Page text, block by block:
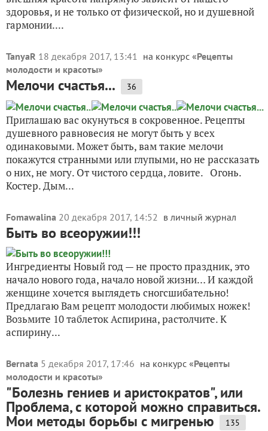
здоровья, и не только от физической, но и душевной
гармонии....
TanyaR 18 декабря 2017, 13:41 на конкурс «Рецепты
молодости и красоты»
Мелочи счастья... 36
Приглашаю вас окунуться в сокровенное. Рецепты
душевного равновесия не могут быть у всех
одинаковыми. Может быть, вам такие мелочи
покажутся странными или глупыми, но не рассказать
о них, не могу. От чистого сердца, ловите. Огонь.
Костер. Дым...
Fomawalina 20 декабря 2017, 14:52 в личный журнал
Быть во всеоружии!!!
Ингредиенты Новый год — не просто праздник, это
начало нового года, начало новой жизни… И каждой
женщине хочется выглядеть сногсшибательно!
Предлагаю Вам рецепт молодости любимых ножек!
Возьмите 10 таблеток Аспирина, растолчите. К
аспирину...
Bernata 5 декабря 2017, 17:46 на конкурс «Рецепты
молодости и красоты»
"Болезнь гениев и аристократов", или
Проблема, с которой можно справиться.
Мои методы борьбы с мигренью 135